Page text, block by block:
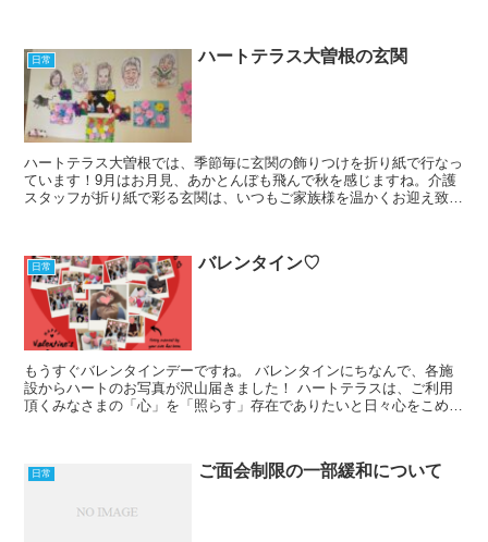
日常 ハートテラス大曽根の玄関
ハートテラス大曽根では、季節毎に玄関の飾りつけを折り紙で行なっ
ています！9月はお月見、あかとんぼも飛んで秋を感じますね。介護
スタッフが折り紙で彩る玄関は、いつもご家族様を温かくお迎え致し
日常 バレンタイン♡
もうすぐバレンタインデーですね。 バレンタインにちなんで、各施
設からハートのお写真が沢山届きました！ ハートテラスは、ご利用
頂くみなさまの「心」を「照らす」存在でありたいと日々心をこめて
日常 ご面会制限の一部緩和について